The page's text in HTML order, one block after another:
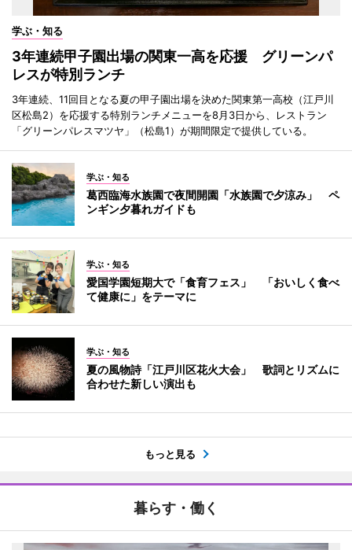
学ぶ・知る
3年連続甲子園出場の関東一高を応援 グリーンパ
レスが特別ランチ
3年連続、11回目となる夏の甲子園出場を決めた関東第一高校（江戸川
区松島2）を応援する特別ランチメニューを8月3日から、レストラン
「グリーンパレスマツヤ」（松島1）が期間限定で提供している。
学ぶ・知る
葛西臨海水族園で夜間開園「水族園で夕涼み」 ペ
ンギン夕暮れガイドも
学ぶ・知る
愛国学園短期大で「食育フェス」 「おいしく食べ
て健康に」をテーマに
学ぶ・知る
夏の風物詩「江戸川区花火大会」 歌詞とリズムに
合わせた新しい演出も
もっと見る
暮らす・働く